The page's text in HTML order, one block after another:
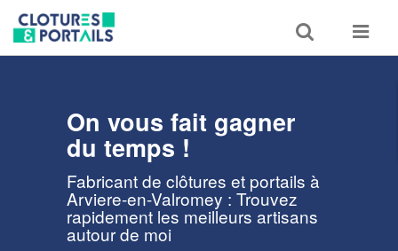
Toggle
search
Toggle
On vous fait gagner
du temps !
Fabricant de clôtures et portails à
Arviere-en-Valromey : Trouvez
rapidement les meilleurs artisans
autour de moi